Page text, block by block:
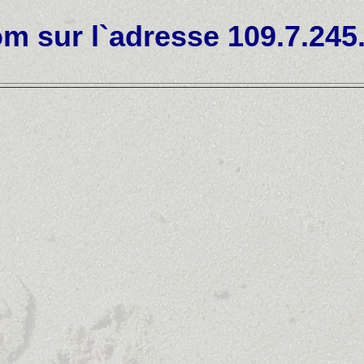
sur l`adresse